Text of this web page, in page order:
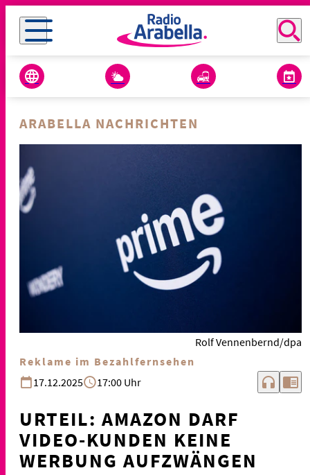
ARABELLA NACHRICHTEN
Rolf Vennenbernd/dpa
Reklame im Bezahlfernsehen
17.12.2025
17:00 Uhr headphones chrome_reader_mode
URTEIL: AMAZON DARF
VIDEO-KUNDEN KEINE
WERBUNG AUFZWÄNGEN